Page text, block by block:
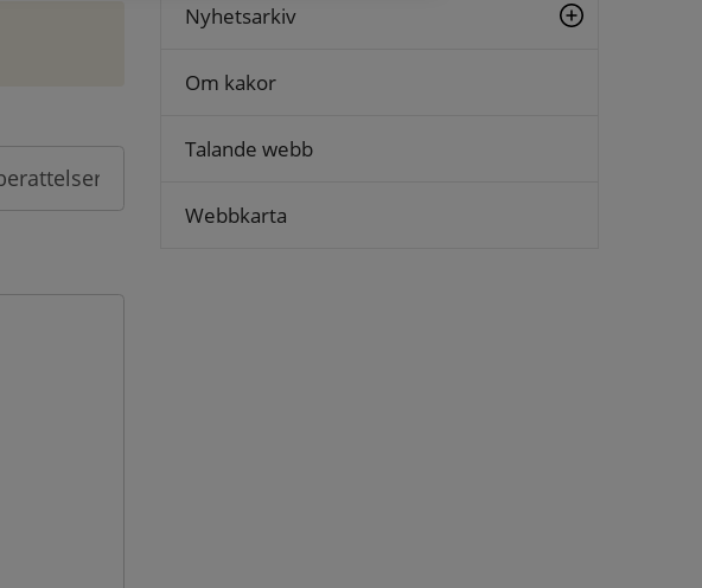
Nyhetsarkiv
Om kakor
Talande webb
Webbkarta